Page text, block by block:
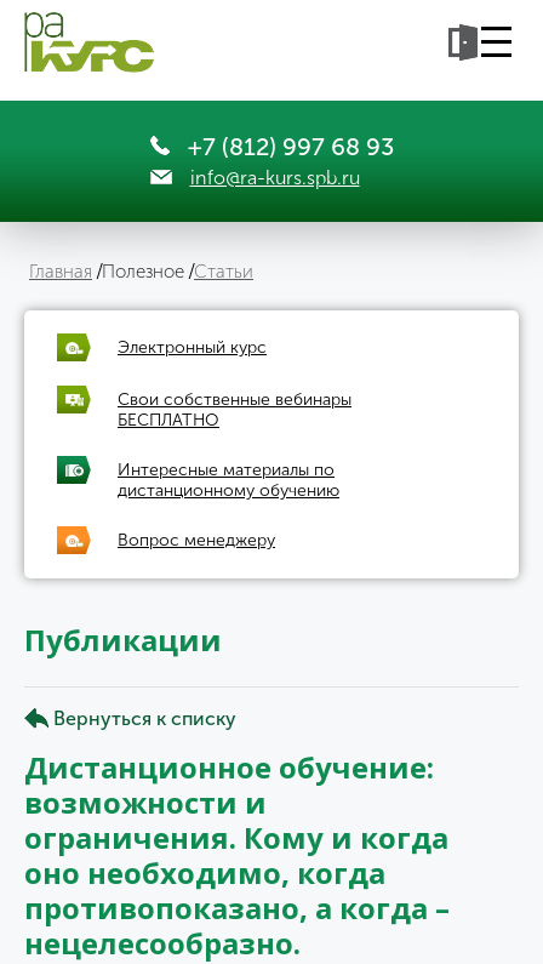
+7 (812) 997 68 93
info@ra-kurs.spb.ru
Главная Полезное Статьи
Электронный курс
Свои собственные вебинары
БЕСПЛАТНО
Интересные материалы по
дистанционному обучению
Вопрос менеджеру
Публикации
Вернуться к списку
Дистанционное обучение:
возможности и
ограничения. Кому и когда
оно необходимо, когда
противопоказано, а когда –
нецелесообразно.